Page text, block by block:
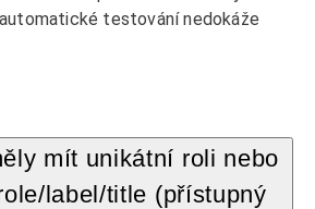
testování nedokáže
mít unikátní roli nebo
label/title (přístupný